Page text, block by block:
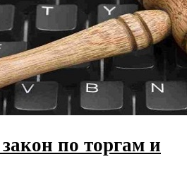
по торгам и